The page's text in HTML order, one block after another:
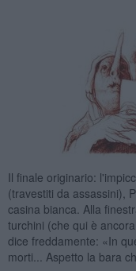
Il finale originario:
(travestiti da assassini),
casina bianca. Alla
turchini (che qui è
dice freddamente: «In
morti... Aspetto la bara